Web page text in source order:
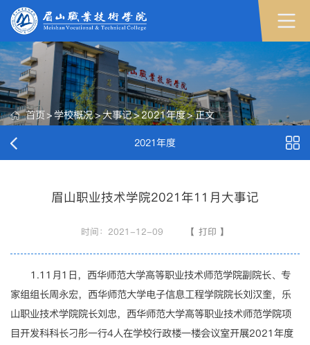
首页> 学校概况>大事记>2021年度>正文
2021年度
眉山职业技术学院2021年11月大事记
时间：2021-12-09 【 打印 】
1.11月1日，西华师范大学高等职业技术师范学院副院长、专
家组组长周永宏，西华师范大学电子信息工程学院院长刘汉奎，乐
山职业技术学院院长刘忠，西华师范大学高等职业技术师范学院项
目开发科科长刁彤一行4人在学校行政楼一楼会议室开展2021年度